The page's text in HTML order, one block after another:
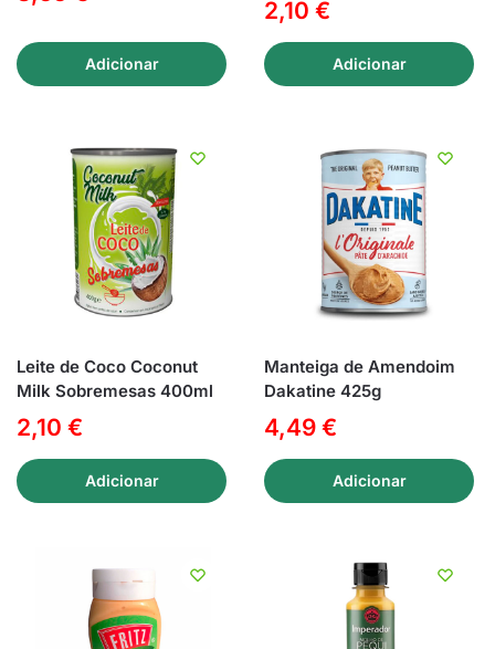
Adicionar
2,10 €
Adicionar
Leite de Coco Coconut
Milk Sobremesas 400ml
2,10 €
Adicionar
Manteiga de Amendoim
Dakatine 425g
4,49 €
Adicionar